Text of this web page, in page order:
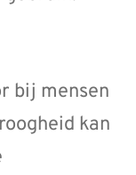
bij mensen
kan